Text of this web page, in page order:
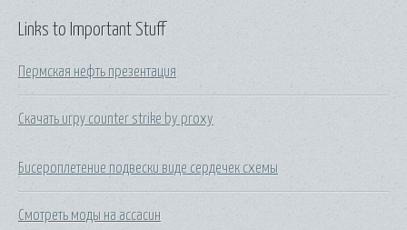
Links to Important Stuff
Пермская нефть презентация
Скачать игру counter strike by proxy
Бисероплетение подвески виде сердечек схемы
Смотреть моды на ассасин